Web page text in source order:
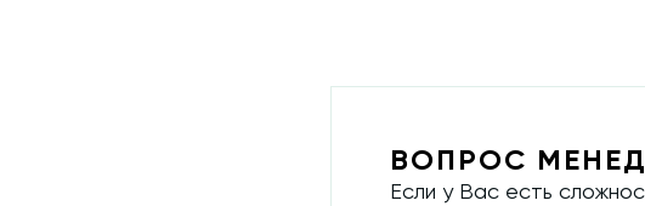
ВОПРОС
Если у Вас есть